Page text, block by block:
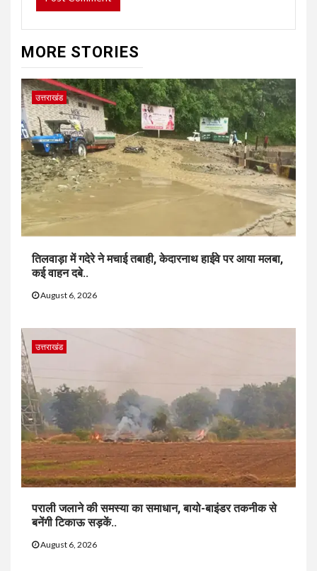
MORE STORIES
उत्तराखंड
तिलवाड़ा में गदेरे ने मचाई तबाही, केदारनाथ हाईवे पर आया मलबा,
कई वाहन दबे..
August 6, 2026
उत्तराखंड
पराली जलाने की समस्या का समाधान, बायो-बाइंडर तकनीक से
बनेंगी टिकाऊ सड़कें..
August 6, 2026